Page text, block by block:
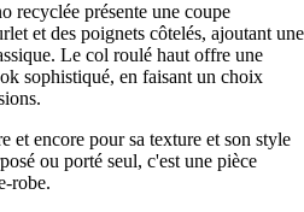
recyclée présente une coupe
et des poignets côtelés, ajoutant une
Le col roulé haut offre une
sophistiqué, en faisant un choix
et encore pour sa texture et son style
ou porté seul, c'est une pièce
robe.